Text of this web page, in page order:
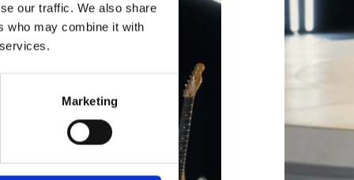
our traffic. We also share
who may combine it with
Marketing